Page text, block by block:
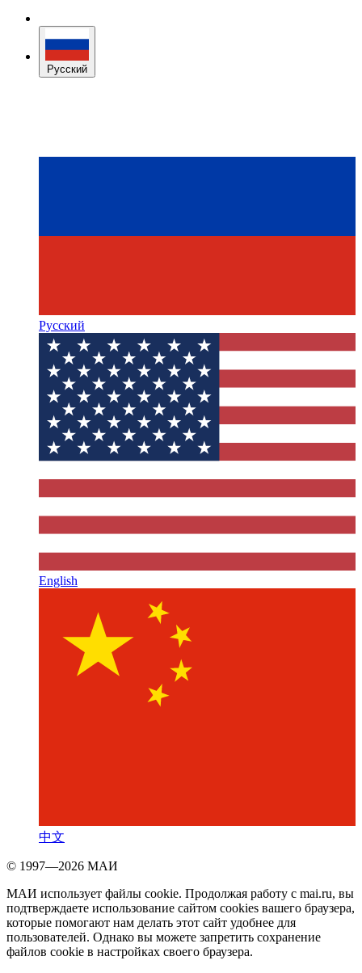
Русский
Русский
English
中文
© 1997—2026 МАИ
МАИ использует файлы cookie. Продолжая работу с mai.ru, вы
подтверждаете использование сайтом cookies вашего браузера,
которые помогают нам делать этот сайт удобнее для
пользователей. Однако вы можете запретить сохранение
файлов cookie в настройках своего браузера.